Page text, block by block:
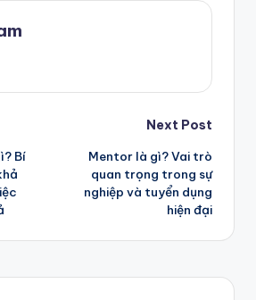
Bí
Next Post
Mentor là gì? Vai trò
quan trọng trong sự
nghiệp và tuyển dụng
hiện đại